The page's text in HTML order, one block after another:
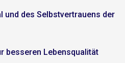
und des Selbstvertrauens der
besseren Lebensqualität